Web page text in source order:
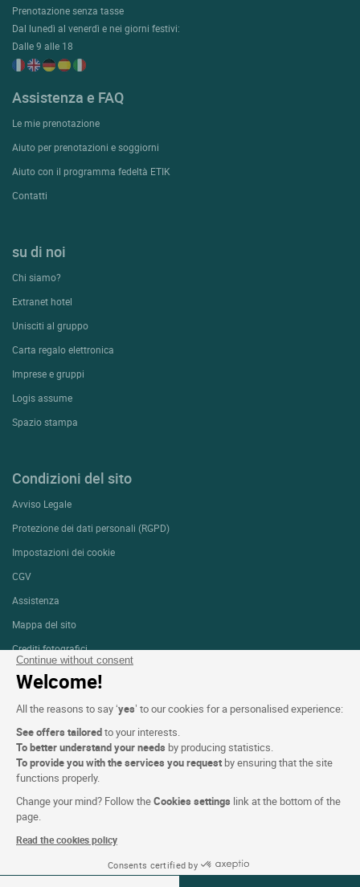
Continue without consent
Welcome!
All the reasons to say ‘yes’ to our cookies for a personalised experience:
See offers tailoredto your interests.
To better understand your needs by producing statistics.
To provide you with the services you request by ensuring that the site
functions properly.
Change your mind? Follow theCookies settings link at the bottom of the
page.
Read the cookies policy
Consents certified by
07-08 Ago 2026
Prenotazione senza tasse
Dal lunedì al venerdì e nei giorni festivi:
Dalle 9 alle 18
Assistenza e FAQ
Le mie prenotazione
Aiuto per prenotazioni e soggiorni
Aiuto con il programma fedeltà ETIK
Contatti
su di noi
Chi siamo?
Extranet hotel
Unisciti al gruppo
Carta regalo elettronica
Imprese e gruppi
Logis assume
Spazio stampa
Condizioni del sito
Avviso Legale
Protezione dei dati personali (RGPD)
Impostazioni dei cookie
CGV
Assistenza
Mappa del sito
Crediti fotografici
SEGUICI
Logis copyright © 2026 Tutti i diritti riservati realizzato da